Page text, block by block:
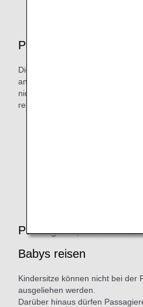
Passagiere mit
Die folgenden Passagiere
an das
nicht auf von Japan Air
reisen dürfen).
(wenn sie vollständig blind
Passagiere, die mit
Babys reisen
Kindersitze können nicht bei der
ausgeliehen werden.
Darüber hinaus dürfen